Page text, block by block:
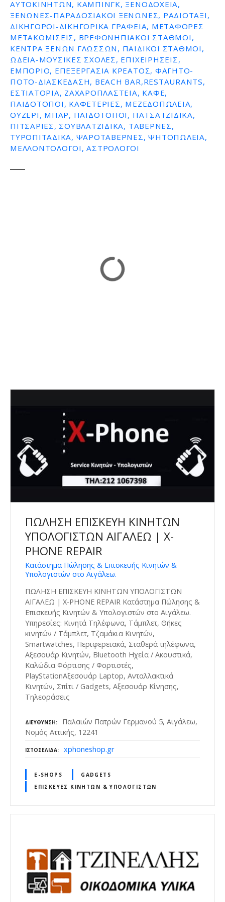
ΑΥΤΟΚΙΝΉΤΩΝ, ΚΆΜΠΙΝΓΚ, ΞΕΝΟΔΟΧΕΊΑ,
ΞΕΝΏΝΕΣ-ΠΑΡΑΔΟΣΙΑΚΟΊ ΞΕΝΏΝΕΣ, ΡΑΔΙΟΤΑΞΊ,
ΔΙΚΗΓΌΡΟΙ-ΔΙΚΗΓΟΡΙΚΆ ΓΡΑΦΕΊΑ, ΜΕΤΑΦΟΡΈΣ
ΜΕΤΑΚΟΜΊΣΕΙΣ, ΒΡΕΦΟΝΗΠΙΑΚΟΊ ΣΤΑΘΜΟΊ,
ΚΈΝΤΡΑ ΞΈΝΩΝ ΓΛΩΣΣΏΝ, ΠΑΙΔΙΚΟΊ ΣΤΑΘΜΟΊ,
ΩΔΕΊΑ-ΜΟΥΣΙΚΈΣ ΣΧΟΛΈΣ, ΕΠΙΧΕΙΡΉΣΕΙΣ,
ΕΜΠΌΡΙΟ, ΕΠΕΞΕΡΓΑΣΊΑ ΚΡΈΑΤΟΣ, ΦΑΓΗΤΌ-
ΠΟΤΌ-ΔΙΑΣΚΈΔΑΣΗ, BEACH BAR,RESTAURANTS,
ΕΣΤΙΑΤΌΡΙΑ, ΖΑΧΑΡΟΠΛΑΣΤΕΊΑ, ΚΑΦΈ,
ΠΑΙΔΌΤΟΠΟΙ, ΚΑΦΕΤΈΡΙΕΣ, ΜΕΖΕΔΟΠΩΛΕΊΑ,
ΟΥΖΕΡΊ, ΜΠΑΡ, ΠΑΙΔΌΤΟΠΟΙ, ΠΑΤΣΑΤΖΊΔΙΚΑ,
ΠΙΤΣΑΡΊΕΣ, ΣΟΥΒΛΑΤΖΊΔΙΚΑ, ΤΑΒΈΡΝΕΣ,
ΤΥΡΟΠΙΤΆΔΙΚΑ, ΨΑΡΟΤΑΒΈΡΝΕΣ, ΨΗΤΟΠΩΛΕΊΑ,
ΜΕΛΛΟΝΤΟΛΟΓΟΙ, ΑΣΤΡΟΛΌΓΟΙ
ΠΩΛΗΣΗ ΕΠΙΣΚΕΥΗ ΚΙΝΗΤΩΝ
ΥΠΟΛΟΓΙΣΤΩΝ ΑΙΓΑΛΕΩ | X-
PHONE REPAIR
Κατάστημα Πώλησης & Επισκευής Κινητών &
Υπολογιστών στο Αιγάλεω.
ΠΩΛΗΣΗ ΕΠΙΣΚΕΥΗ ΚΙΝΗΤΩΝ ΥΠΟΛΟΓΙΣΤΩΝ
ΑΙΓΑΛΕΩ | X-PHONE REPAIR Κατάστημα Πώλησης &
Επισκευής Κινητών & Υπολογιστών στο Αιγάλεω.
Υπηρεσίες: Κινητά Τηλέφωνα, Τάμπλετ, Θήκες
κινητών / Τάμπλετ, Τζαμάκια Κινητών,
Smartwatches, Περιφερειακά, Σταθερά τηλέφωνα,
Αξεσουάρ Κινητών, Bluetooth Ηχεία / Ακουστικά,
Καλώδια Φόρτισης / Φορτιστές,
PlayStationΑξεσουάρ Laptop, Ανταλλακτικά
Κινητών, Σπίτι / Gadgets, Αξεσουάρ Κίνησης,
Τηλεοράσεις
ΔΙΕΎΘΥΝΣΗ
Παλαιών Πατρών Γερμανού 5, Αιγάλεω,
Νομός Αττικής, 12241
ΙΣΤΟΣΕΛΊΔΑ xphoneshop.gr
E-SHOPS
GADGETS
ΕΠΙΣΚΕΥΈΣ ΚΙΝΗΤΏΝ & ΥΠΟΛΟΓΙΣΤΏΝ